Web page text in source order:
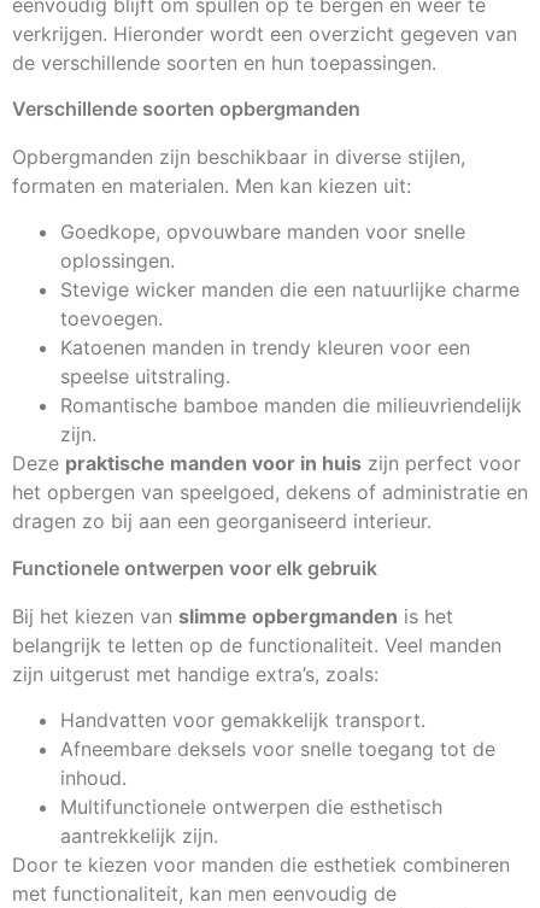
verkrijgen. Hieronder wordt een overzicht gegeven van
de verschillende soorten en hun toepassingen.
Verschillende soorten opbergmanden
Opbergmanden zijn beschikbaar in diverse stijlen,
formaten en materialen. Men kan kiezen uit:
Goedkope, opvouwbare manden voor snelle
oplossingen.
Stevige wicker manden die een natuurlijke charme
toevoegen.
Katoenen manden in trendy kleuren voor een
speelse uitstraling.
Romantische bamboe manden die milieuvriendelijk
zijn.
Deze praktische manden voor in huis zijn perfect voor
het opbergen van speelgoed, dekens of administratie en
dragen zo bij aan een georganiseerd interieur.
Functionele ontwerpen voor elk gebruik
Bij het kiezen van slimme opbergmanden is het
belangrijk te letten op de functionaliteit. Veel manden
zijn uitgerust met handige extra’s, zoals:
Handvatten voor gemakkelijk transport.
Afneembare deksels voor snelle toegang tot de
inhoud.
Multifunctionele ontwerpen die esthetisch
aantrekkelijk zijn.
Door te kiezen voor manden die esthetiek combineren
met functionaliteit, kan men eenvoudig de